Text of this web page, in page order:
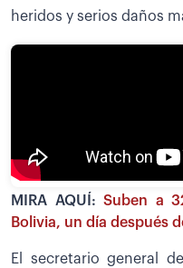
heridos y serios daños
MIRA AQUÍ:Suben a
Bolivia, un día después
El secretario general